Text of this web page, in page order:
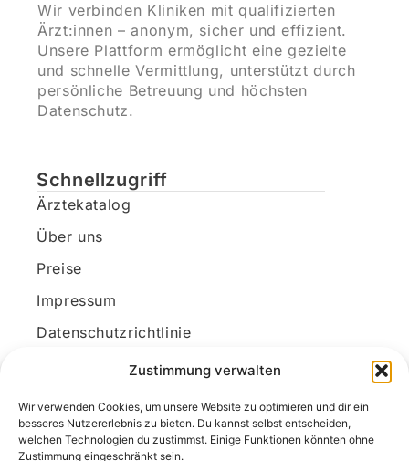
Zustimmung verwalten
Wir verwenden Cookies, um unsere Website zu optimieren und dir ein
besseres Nutzererlebnis zu bieten. Du kannst selbst entscheiden,
welchen Technologien du zustimmst. Einige Funktionen könnten ohne
Zustimmung eingeschränkt sein.
Wir verbinden Kliniken mit qualifizierten
Ärzt:innen – anonym, sicher und effizient.
Unsere Plattform ermöglicht eine gezielte
und schnelle Vermittlung, unterstützt durch
persönliche Betreuung und höchsten
Datenschutz.
Schnellzugriff
Ärztekatalog
Über uns
Preise
Impressum
Datenschutzrichtlinie
Kundenkonto
Unsere Kontaktdaten
E-Mail: kontakt@docanonym.com